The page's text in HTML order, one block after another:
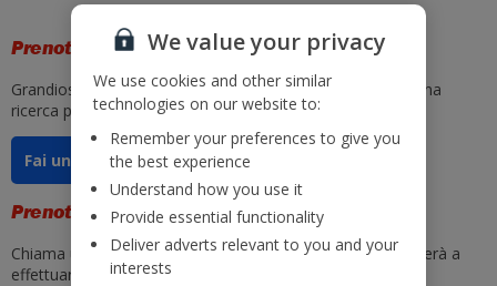
Prenota online
Grandioso! Adesso puoi prenotare online. Basta avviare una
ricerca per cercare voli di gruppo.
Fai una domanda
Prenotazioni telefoniche
Chiama uno dei nostri cordiali consulenti di vendita, ti aiuterà a
effettuare una prenotazione di gruppo.
We value your privacy
We use cookies and other similar
technologies on our website to:
Remember your preferences to give you
the best experience
Understand how you use it
Provide essential functionality
Deliver adverts relevant to you and your
interests